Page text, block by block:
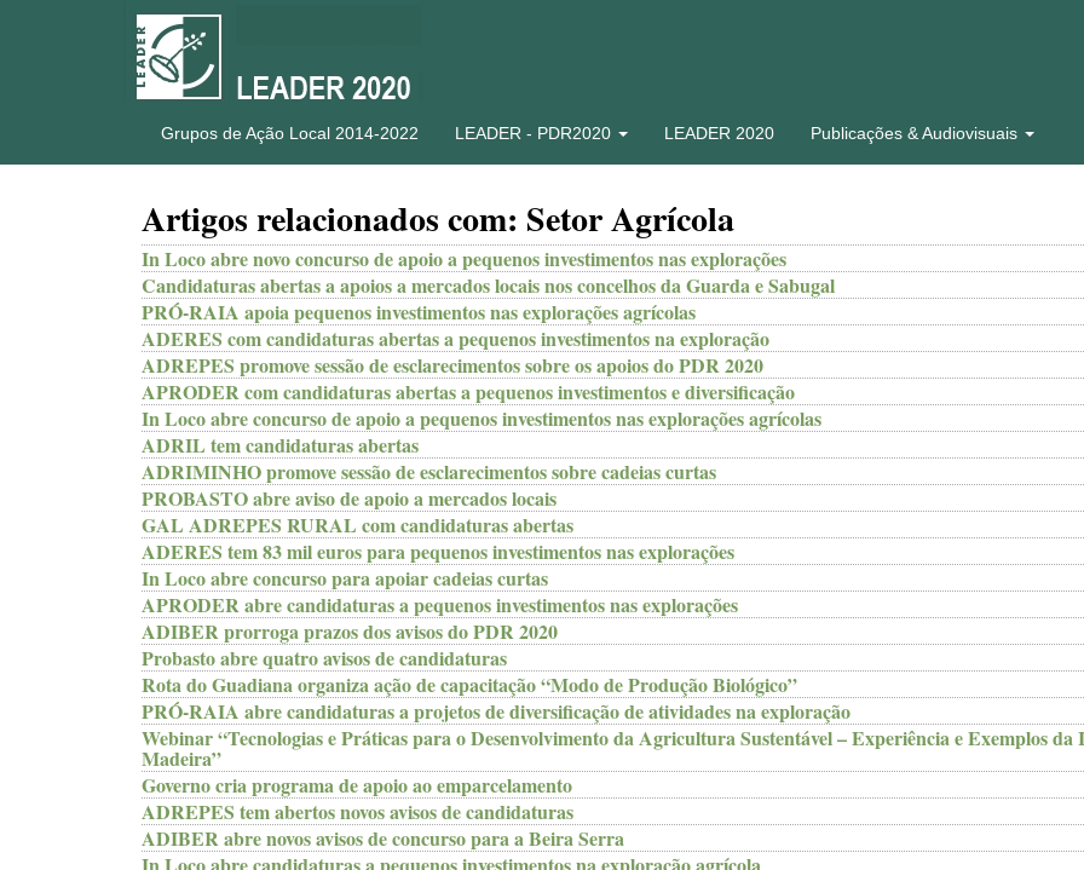
Grupos de Ação Local 2014-2022 LEADER - PDR2020 LEADER 2020 Publicações & Audiovisuais
Artigos relacionados com: Setor Agrícola
In Loco abre novo concurso de apoio a pequenos investimentos nas explorações
Candidaturas abertas a apoios a mercados locais nos concelhos da Guarda e Sabugal
PRÓ-RAIA apoia pequenos investimentos nas explorações agrícolas
ADERES com candidaturas abertas a pequenos investimentos na exploração
ADREPES promove sessão de esclarecimentos sobre os apoios do PDR 2020
APRODER com candidaturas abertas a pequenos investimentos e diversificação
In Loco abre concurso de apoio a pequenos investimentos nas explorações agrícolas
ADRIL tem candidaturas abertas
ADRIMINHO promove sessão de esclarecimentos sobre cadeias curtas
PROBASTO abre aviso de apoio a mercados locais
GAL ADREPES RURAL com candidaturas abertas
ADERES tem 83 mil euros para pequenos investimentos nas explorações
In Loco abre concurso para apoiar cadeias curtas
APRODER abre candidaturas a pequenos investimentos nas explorações
ADIBER prorroga prazos dos avisos do PDR 2020
Probasto abre quatro avisos de candidaturas
Rota do Guadiana organiza ação de capacitação “Modo de Produção Biológico”
PRÓ-RAIA abre candidaturas a projetos de diversificação de atividades na exploração
Webinar “Tecnologias e Práticas para o Desenvolvimento da Agricultura Sustentável – Experiência e Exemplos da
Madeira”
Governo cria programa de apoio ao emparcelamento
ADREPES tem abertos novos avisos de candidaturas
ADIBER abre novos avisos de concurso para a Beira Serra